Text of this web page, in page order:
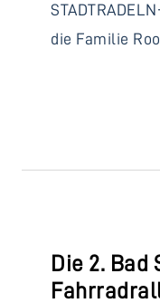
die Familie
Die 2. Bad